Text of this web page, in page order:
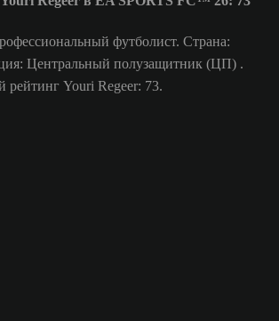
футболист. Страна:
Центральный полузащитник (ЦП) .
Youri Regeer: 73.